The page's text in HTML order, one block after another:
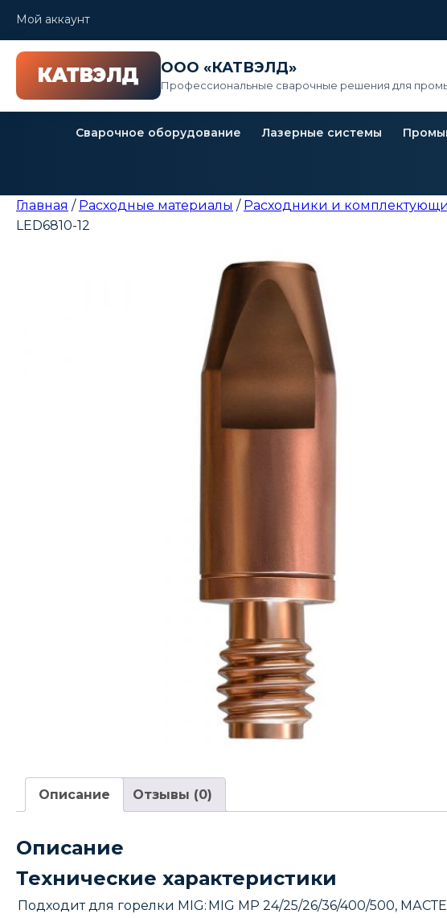
Мой аккаунт
ООО «КАТВЭЛД»
Профессиональные сварочные решения для
Сварочное оборудование Лазерные системы
Главная / Расходные материалы / Расходники и
LED6810-12
Описание Отзывы (0)
Описание
Технические характеристики
Подходит для горелки MIG: MIG MP 24/25/26/36/400/500,